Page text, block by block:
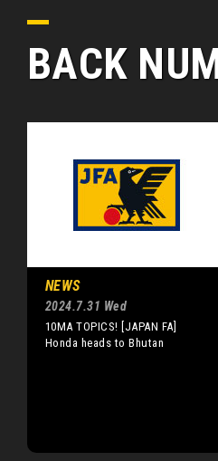
BACK
NEWS
2024.7.31 Wed
10MA TOPICS! [JAPAN FA]
Honda heads to Bhutan